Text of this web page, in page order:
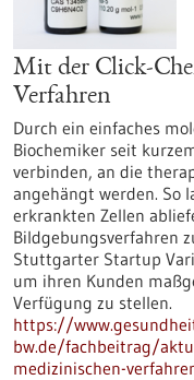
Mit der Click-
Verfahren
Durch ein einfaches
Biochemiker seit
verbinden, an die
angehängt werden. So
erkrankten Zellen
Bildgebungsverfahren
Stuttgarter Startup
um ihren Kunden
Verfügung zu stellen.
https://
bw.de/fachbeitrag/
medizinischen-